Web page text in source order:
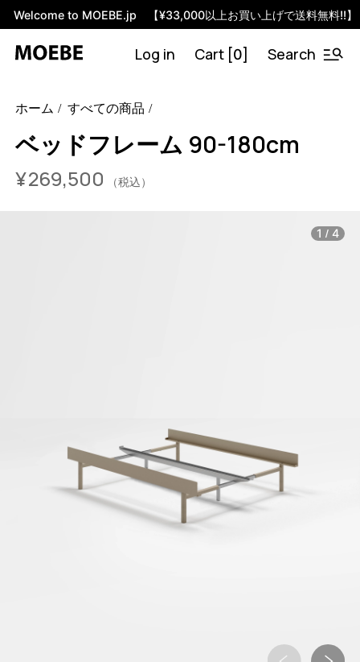
Welcome to MOEBE.jp 【¥33,000以上お買い上げで送料無料!!】
Log in Cart [0] Search
variant=46454367518952
ホーム すべての商品
ベッドフレーム 90-180cm
¥269,500 （税込）
1 / 4